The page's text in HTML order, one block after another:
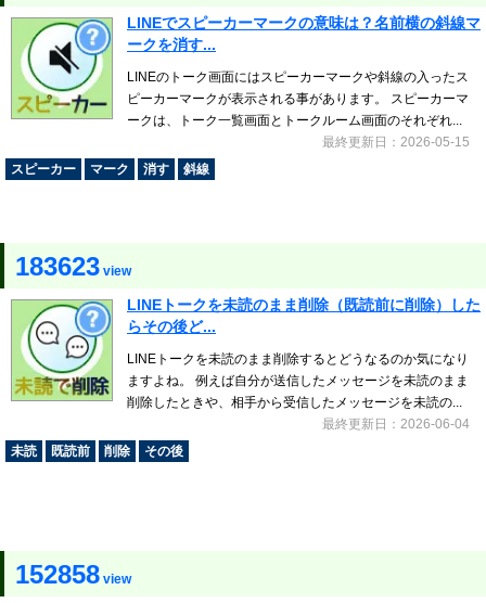
LINEでスピーカーマークの意味は？名前横の斜線マ
ークを消す...
LINEのトーク画面にはスピーカーマークや斜線の入ったス
ピーカーマークが表示される事があります。 スピーカーマ
ークは、トーク一覧画面とトークルーム画面のそれぞれ...
最終更新日：2026-05-15
スピーカー
マーク 消す 斜線
183623 view
LINEトークを未読のまま削除（既読前に削除）した
らその後ど...
LINEトークを未読のまま削除するとどうなるのか気になり
ますよね。 例えば自分が送信したメッセージを未読のまま
削除したときや、相手から受信したメッセージを未読の...
最終更新日：2026-06-04
未読
既読前 削除 その後
152858 view